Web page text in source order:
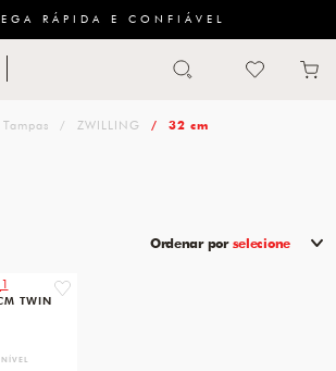
RÁPIDA E CONFIÁVEL
Tampas ZWILLING 32 cm
Ordenar por selecione
favorite
TWIN